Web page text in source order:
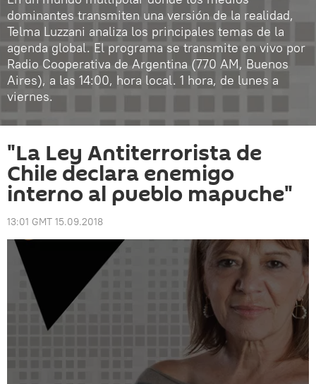
dominantes transmiten una versión de la realidad,
Telma Luzzani analiza los principales temas de la
agenda global. El programa se transmite en vivo por
Radio Cooperativa de Argentina (770 AM, Buenos
Aires), a las 14:00, hora local. 1 hora, de lunes a
viernes.
"La Ley Antiterrorista de
Chile declara enemigo
interno al pueblo mapuche"
13:01 GMT 15.09.2018